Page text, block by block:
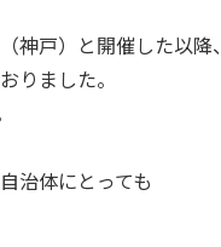
神戸）と開催した以降、
りました。
治体にとっても